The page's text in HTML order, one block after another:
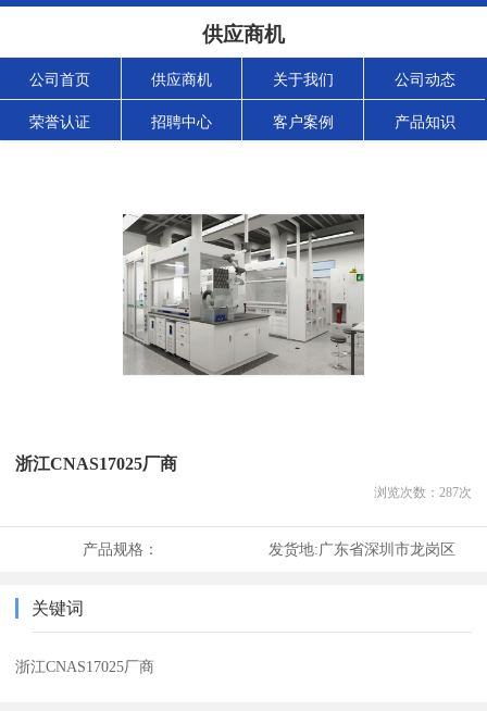
供应商机
公司首页 供应商机 关于我们 公司动态
荣誉认证 招聘中心 客户案例 产品知识
浙江CNAS17025厂商
浏览次数： 287次
产品规格： 发货地:广东省深圳市龙岗区
关键词
浙江CNAS17025厂商